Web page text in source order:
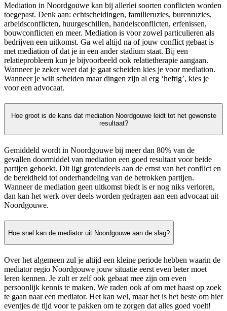
Mediation in Noordgouwe kan bij allerlei soorten conflicten worden
toegepast. Denk aan: echtscheidingen, familieruzies, burenruzies,
arbeidsconflicten, huurgeschillen, handelsconflicten, erfenissen,
bouwconflicten en meer. Mediation is voor zowel particulieren als
bedrijven een uitkomst. Ga wel altijd na of jouw conflict gebaat is
met mediation of dat je in een ander stadium staat. Bij een
relatieprobleem kun je bijvoorbeeld ook relatietherapie aangaan.
Wanneer je zeker weet dat je gaat scheiden kies je voor mediation.
Wanneer je wilt scheiden maar dingen zijn al erg ‘heftig’, kies je
voor een advocaat.
Hoe groot is de kans dat mediation Noordgouwe leidt tot het gewenste
resultaat?
Gemiddeld wordt in Noordgouwe bij meer dan 80% van de
gevallen doormiddel van mediation een goed resultaat voor beide
partijen geboekt. Dit ligt grotendeels aan de ernst van het conflict en
de bereidheid tot onderhandeling van de betrokken partijen.
Wanneer de mediation geen uitkomst biedt is er nog niks verloren,
dan kan het werk over deels worden gedragen aan een advocaat uit
Noordgouwe.
Hoe snel kan de mediator uit Noordgouwe aan de slag?
Over het algemeen zul je altijd een kleine periode hebben waarin de
mediator regio Noordgouwe jouw situatie eerst even beter moet
leren kennen. Je zult er zelf ook gebaat mee zijn om even
persoonlijk kennis te maken. We raden ook af om met haast op zoek
te gaan naar een mediator. Het kan wel, maar het is het beste om hier
eventjes de tijd voor te pakken om te zorgen dat alles goed voelt!